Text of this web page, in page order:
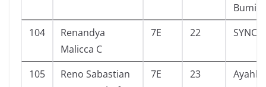
Bumi
104
Renandya
Malicca C
7E 22 SYNC
105
Reno Sabastian
7E 23 Ayahku